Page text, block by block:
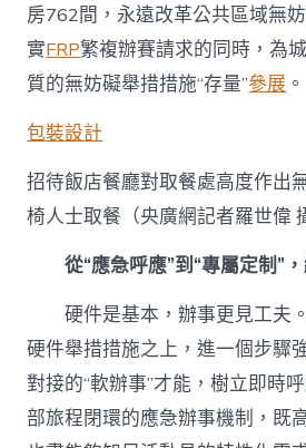
房762間，永遠改革公共區域無
實FRP繁複辦賽請求的同時，為
質的無妨礙舉措措施“存量”參展 。
包裝設計
招待飯店餐廳對取餐處高度作出
椅人士取餐（央廣網記者羅世偉
從“應急呼應”到“專屬定制”
硬件是基本，辦事更見工夫
硬件舉措措施之上，進一個步驟
對接的“軟辦事”才能，樹立即時
部旅程閉環的應急辦事機制，既